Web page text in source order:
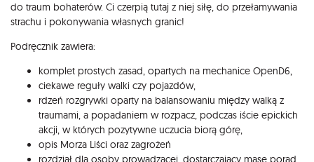
do traum bohaterów. Ci czerpią tutaj z niej siłę, do przełamywania
strachu i pokonywania własnych granic!
Podręcznik zawiera:
komplet prostych zasad, opartych na mechanice OpenD6,
ciekawe reguły walki czy pojazdów,
rdzeń rozgrywki oparty na balansowaniu między walką z
traumami, a popadaniem w rozpacz, podczas iście epickich
akcji, w których pozytywne uczucia biorą górę,
opis Morza Liści oraz zagrożeń